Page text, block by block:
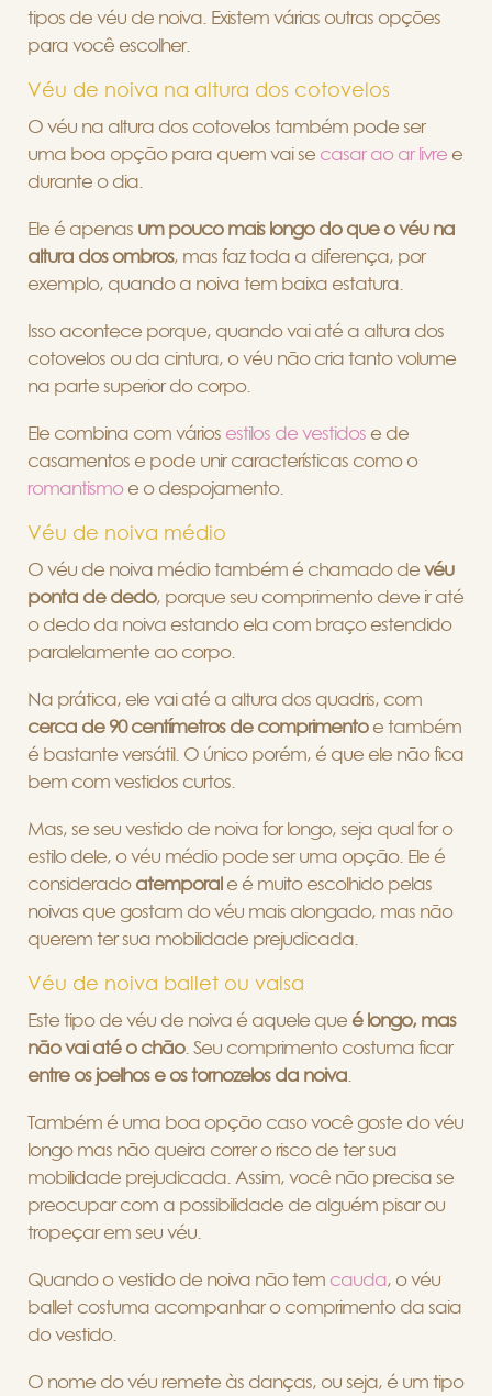
tipos de véu de noiva. Existem várias outras opções
para você escolher.
Véu de noiva na altura dos cotovelos
O véu na altura dos cotovelos também pode ser
uma boa opção para quem vai se casar ao ar livre e
durante o dia.
Ele é apenas um pouco mais longo do que o véu na
altura dos ombros, mas faz toda a diferença, por
exemplo, quando a noiva tem baixa estatura.
Isso acontece porque, quando vai até a altura dos
cotovelos ou da cintura, o véu não cria tanto volume
na parte superior do corpo.
Ele combina com vários estilos de vestidos e de
casamentos e pode unir características como o
romantismoe o despojamento.
Véu de noiva médio
O véu de noiva médio também é chamado de véu
ponta de dedo, porque seu comprimento deve ir até
o dedo da noiva estando ela com braço estendido
paralelamente ao corpo.
Na prática, ele vai até a altura dos quadris, com
cerca de 90 centímetros de comprimentoe também
é bastante versátil. O único porém, é que ele não fica
bem com vestidos curtos.
Mas, se seu vestido de noiva for longo, seja qual for o
estilo dele, o véu médio pode ser uma opção. Ele é
considerado atemporal e é muito escolhido pelas
noivas que gostam do véu mais alongado, mas não
querem ter sua mobilidade prejudicada.
Véu de noiva ballet ou valsa
Este tipo de véu de noiva é aquele que é longo, mas
não vai até o chão. Seu comprimento costuma ficar
entre os joelhos e os tornozelos da noiva.
Também é uma boa opção caso você goste do véu
longo mas não queira correr o risco de ter sua
mobilidade prejudicada. Assim, você não precisa se
preocupar com a possibilidade de alguém pisar ou
tropeçar em seu véu.
Quando o vestido de noiva não tem cauda, o véu
ballet costuma acompanhar o comprimento da saia
do vestido.
O nome do véu remete às danças, ou seja, é um tipo